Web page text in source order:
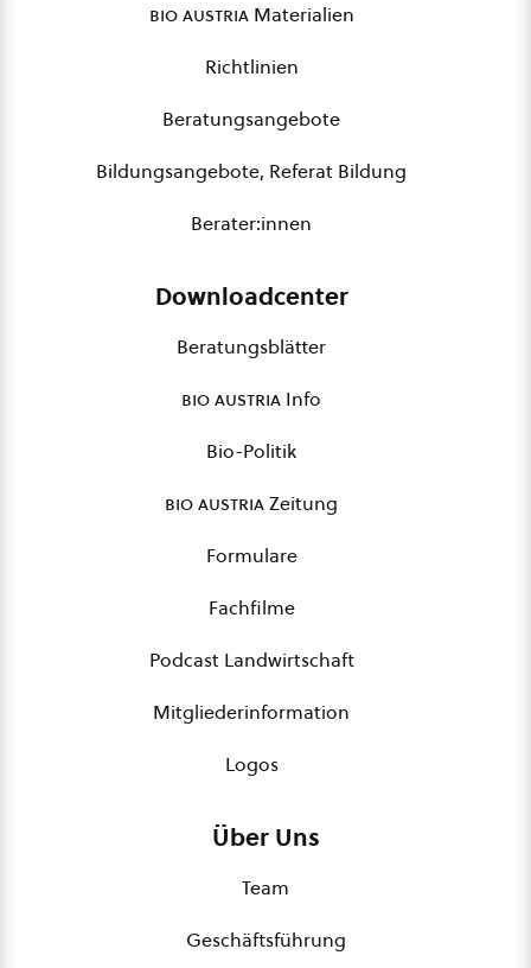
bio austriaMaterialien
Richtlinien
Beratungsangebote
Bildungsangebote, Referat Bildung
Berater:innen
Downloadcenter
Beratungsblätter
bio austria Info
Bio-Politik
bio austriaZeitung
Formulare
Fachfilme
Podcast Landwirtschaft
Mitgliederinformation
Logos
Über Uns
Team
Geschäftsführung